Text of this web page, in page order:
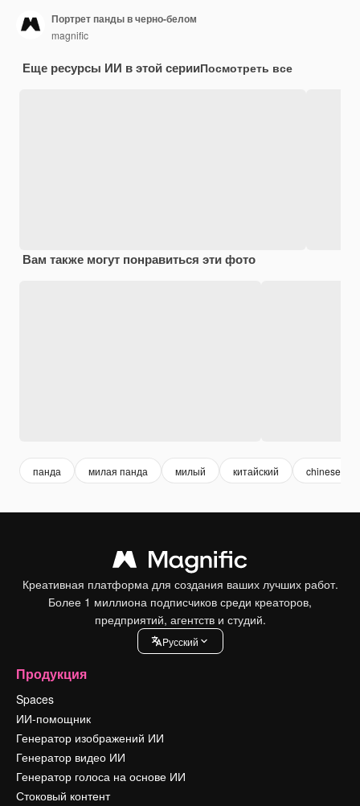
Портрет панды в черно-белом
magnific
Еще ресурсы ИИ в этой серииПосмотреть все
Вам также могут понравиться эти фото
панда милая панда милый китайский chinese
Креативная платформа для создания ваших лучших работ.
Более 1 миллиона подписчиков среди креаторов,
предприятий, агентств и студий.
Pусский
Продукция
Spaces
ИИ-помощник
Генератор изображений ИИ
Генератор видео ИИ
Генератор голоса на основе ИИ
Стоковый контент